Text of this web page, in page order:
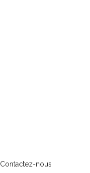
Contactez-nous